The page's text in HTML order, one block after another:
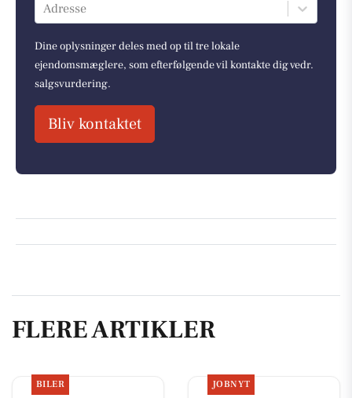
Adresse
Dine oplysninger deles med op til tre lokale
ejendomsmæglere, som efterfølgende vil kontakte dig vedr.
salgsvurdering.
Bliv kontaktet
FLERE ARTIKLER
BILER JOBNYT